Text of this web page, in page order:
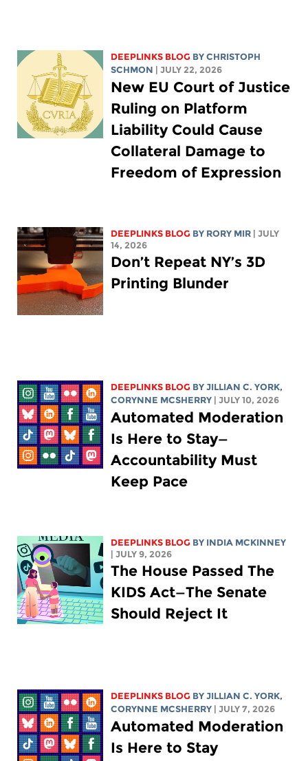
DEEPLINKS BLOG BYCHRISTOPH
SCHMON
| JULY 22, 2026
New EU Court of Justice
Ruling on Platform
Liability Could Cause
Collateral Damage to
Freedom of Expression
DEEPLINKS BLOG BY RORY MIR
| JULY
14, 2026
Don’t Repeat NY’s 3D
Printing Blunder
DEEPLINKS BLOG BYJILLIAN C. YORK,
CORYNNE MCSHERRY
| JULY 10, 2026
Automated Moderation
Is Here to Stay—
Accountability Must
Keep Pace
DEEPLINKS BLOG BY INDIA MCKINNEY
| JULY 9, 2026
The House Passed The
KIDS Act—The Senate
Should Reject It
DEEPLINKS BLOG BYJILLIAN C. YORK,
CORYNNE MCSHERRY
| JULY 7, 2026
Automated Moderation
Is Here to Stay